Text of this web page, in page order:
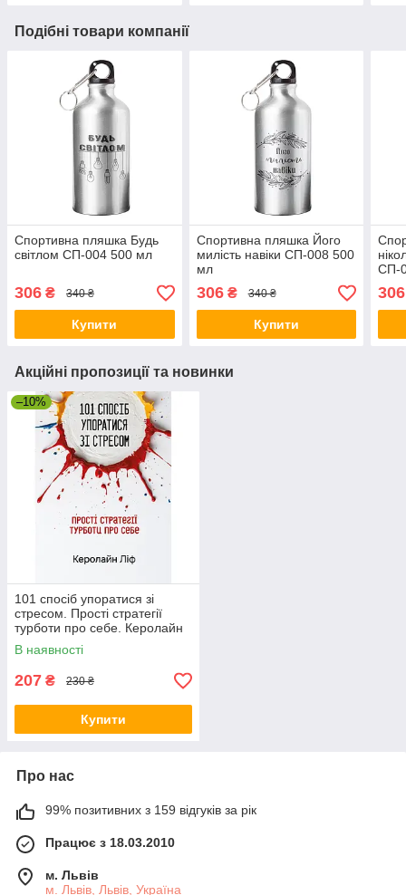
Подібні товари компанії
Спортивна пляшка Будь
світлом СП-004 500 мл
306 ₴ 340 ₴
Купити
Спортивна пляшка Його
милість навіки СП-008 500
мл
306₴ 340 ₴
Купити
СП-
306
Акційні пропозиції та новинки
–10%
101 спосіб упоратися зі
стресом. Прості стратегії
турботи про себе. Керолайн
Ліф
В наявності
207 ₴ 230 ₴
Купити
Про нас
99% позитивних з 159 відгуків за рік
Працює з 18.03.2010
м. Львів
м. Львів, Львів, Україна